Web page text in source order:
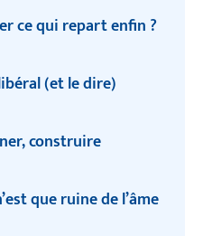
ce qui repart enfin ?
(et le dire)
construire
que ruine de l’âme